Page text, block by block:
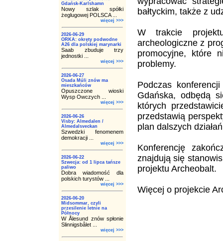
Gdańsk-Karlshamn
Nowy szlak spółki
żeglugowej POLSCA ...
więcej >>>
2026-06-29
ORKA: okręty podwodne
A26 dla polskiej marynarki
Saab zbuduje trzy
jednostki ...
więcej >>>
2026-06-27
Osada Múli znów ma
mieszkańców
Opuszczone wioski
Wysp Owczych ...
więcej >>>
2026-06-26
Visby: Almedalen /
Almedalsveckan
Szwedzki fenomenem
demokracji ...
więcej >>>
2026-06-22
Szwecja: od 1 lipca tańsze
paliwo
Dobra wiadomość dla
polskich turystów ...
więcej >>>
2026-06-20
Midsommar, czyli
przesilenie letnie na
Północy
W Ålesund znów spłonie
Slinnigsbålet ...
więcej >>>
bałtyckim, także z
W trakcie
archeologiczne z
promocyjne, które
problemy.
Podczas
Gdańska, odbędą
których
przedstawią
plan dalszych
Konferencję
znajdują się
projektu Archeobalt.
Więcej o projekcie